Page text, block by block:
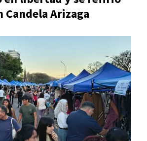
Candela Arizaga